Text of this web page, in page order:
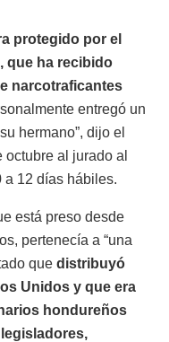
protegido por el
que ha recibido
narcotraficantes
entregó un
hermano”, dijo el
al jurado al
a 12 días hábiles.
está preso desde
pertenecía a “una
que distribuyó
Unidos y que era
hondureños